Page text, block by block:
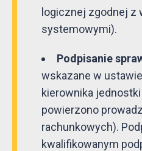
logicznej zgodnej z
systemowymi).
Podpisanie
wskazane w
kierownika
powierzono
rachunkowych).
kwalifikowanym